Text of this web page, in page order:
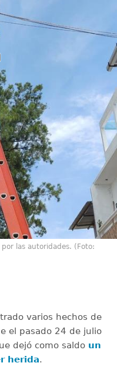
las autoridades. (Foto:
varios hechos de
el pasado 24 de julio
dejó como saldo un
herida.